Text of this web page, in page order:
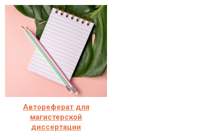
Автореферат для
магистерской
диссертации